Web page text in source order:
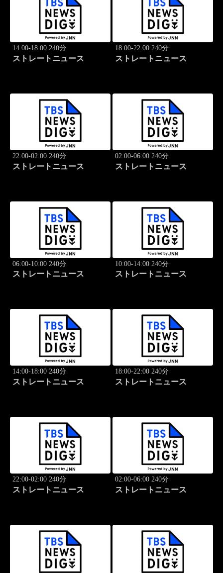
14:00-18:00 240分
ストレートニュース
18:00-22:00 240分
ストレートニュース
22:00-02:00 240分
ストレートニュース
02:00-06:00 240分
ストレートニュース
06:00-10:00 240分
ストレートニュース
10:00-14:00 240分
ストレートニュース
14:00-18:00 240分
ストレートニュース
18:00-22:00 240分
ストレートニュース
22:00-02:00 240分
ストレートニュース
02:00-06:00 240分
ストレートニュース